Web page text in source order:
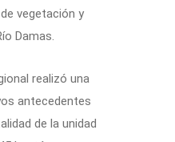
vegetación y
Damas.
realizó una
antecedentes
de la unidad